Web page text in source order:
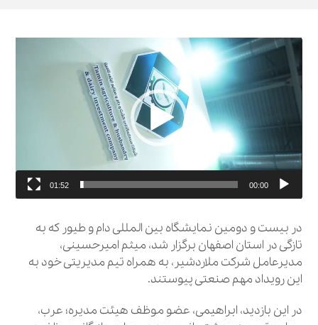
نمایشگر
ویدیو
00:00
01:52
در بیست و دومین نمایشگاه بین‌ المللی دام و طیور که به
تازگی در استان اصفهان برگزار شد، میثم امیرحسینی،
مدیرعامل شرکت ملاردشیر، به همراه تیم مدیریتی خود به
این رویداد مهم صنعتی پیوستند.
در این بازدید، ابراهیمی، عضو موظف هیئت مدیره؛ عرب،